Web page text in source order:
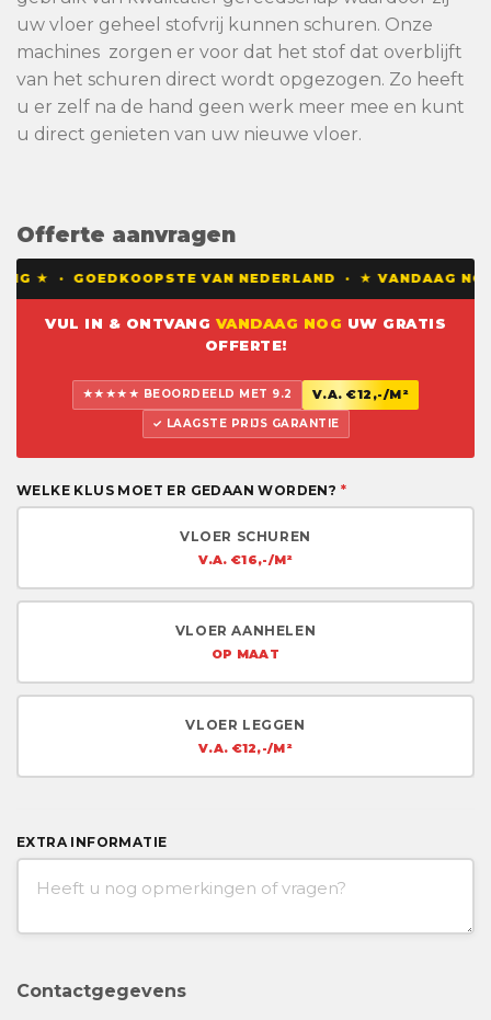
uw vloer geheel stofvrij kunnen schuren. Onze
machines zorgen er voor dat het stof dat overblijft
van het schuren direct wordt opgezogen. Zo heeft
u er zelf na de hand geen werk meer mee en kunt
u direct genieten van uw nieuwe vloer.
Offerte aanvragen
· GOEDKOOPSTE VAN NEDERLAND · ★ VANDAAG NOG
VUL IN & ONTVANG VANDAAG NOG UW GRATIS
OFFERTE!
★★★★★ BEOORDEELD MET 9.2 V.A. €12,-/M²
✓ LAAGSTE PRIJS GARANTIE
WELKE KLUS MOET ER GEDAAN WORDEN? *
VLOER SCHUREN
V.A. €16,-/M²
VLOER AANHELEN
OP MAAT
VLOER LEGGEN
V.A. €12,-/M²
EXTRA INFORMATIE
Contactgegevens